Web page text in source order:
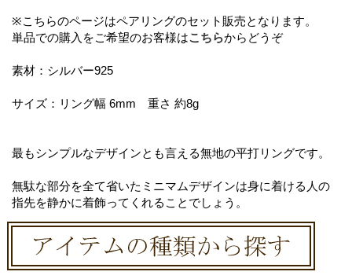
※こちらのページはペアリングのセット販売となります。
単品での購入をご希望のお客様はこちらからどうぞ
素材：シルバー925
サイズ：リング幅 6mm 重さ 約8g
最もシンプルなデザインとも言える無地の平打リングです。
無駄な部分を全て省いたミニマムデザインは身に着ける人の
指先を静かに着飾ってくれることでしょう。